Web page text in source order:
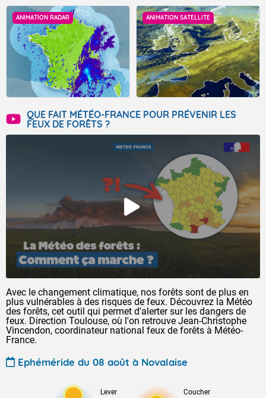
ANIMATION RADAR ANIMATION SATELLITE
QUE FAIT MÉTÉO-FRANCE POUR PRÉVENIR LES
FEUX DE FORÊTS ?
Avec le changement climatique, nos forêts sont de plus en
plus vulnérables à des risques de feux. Découvrez la Météo
des forêts, cet outil qui permet d'alerter sur les dangers de
feux. Direction Toulouse, où l'on retrouve Jean-Christophe
Vincendon, coordinateur national feux de forêts à Météo-
France.
Ephéméride du 08 août à Novalaise
Lever Coucher